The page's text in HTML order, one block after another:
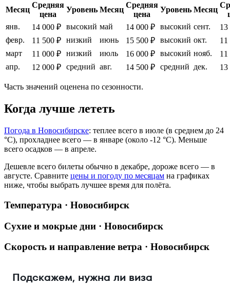
Месяц
Средняя
цена
Уровень Месяц
Средняя
цена
Уровень Месяц
янв.
14 000 ₽ высокий май 14 000 ₽ высокий сент.
13
февр.
11 500 ₽ низкий июнь 15 500 ₽ высокий окт.
11
март
11 000 ₽ низкий июль 16 000 ₽ высокий нояб.
11
апр.
12 000 ₽ средний авг. 14 500 ₽ средний дек. 13
Часть значений оценена по сезонности.
Когда лучше лететь
Погода в Новосибирске: теплее всего в июле (в среднем до 24
°C), прохладнее всего — в январе (около -12 °C). Меньше
всего осадков — в апреле.
Дешевле всего билеты обычно в декабре, дороже всего — в
августе. Сравните цены и погоду по месяцам на графиках
ниже, чтобы выбрать лучшее время для полёта.
Температура · Новосибирск
Сухие и мокрые дни · Новосибирск
Скорость и направление ветра · Новосибирск
Подскажем, нужна ли виза